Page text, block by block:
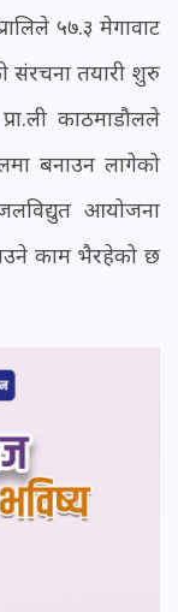
५७.३ मेगावाट
संरचना तयारी शुरु
काठमाडौलले
बनाउन लागेको
आयोजना
काम भैरहेको छ